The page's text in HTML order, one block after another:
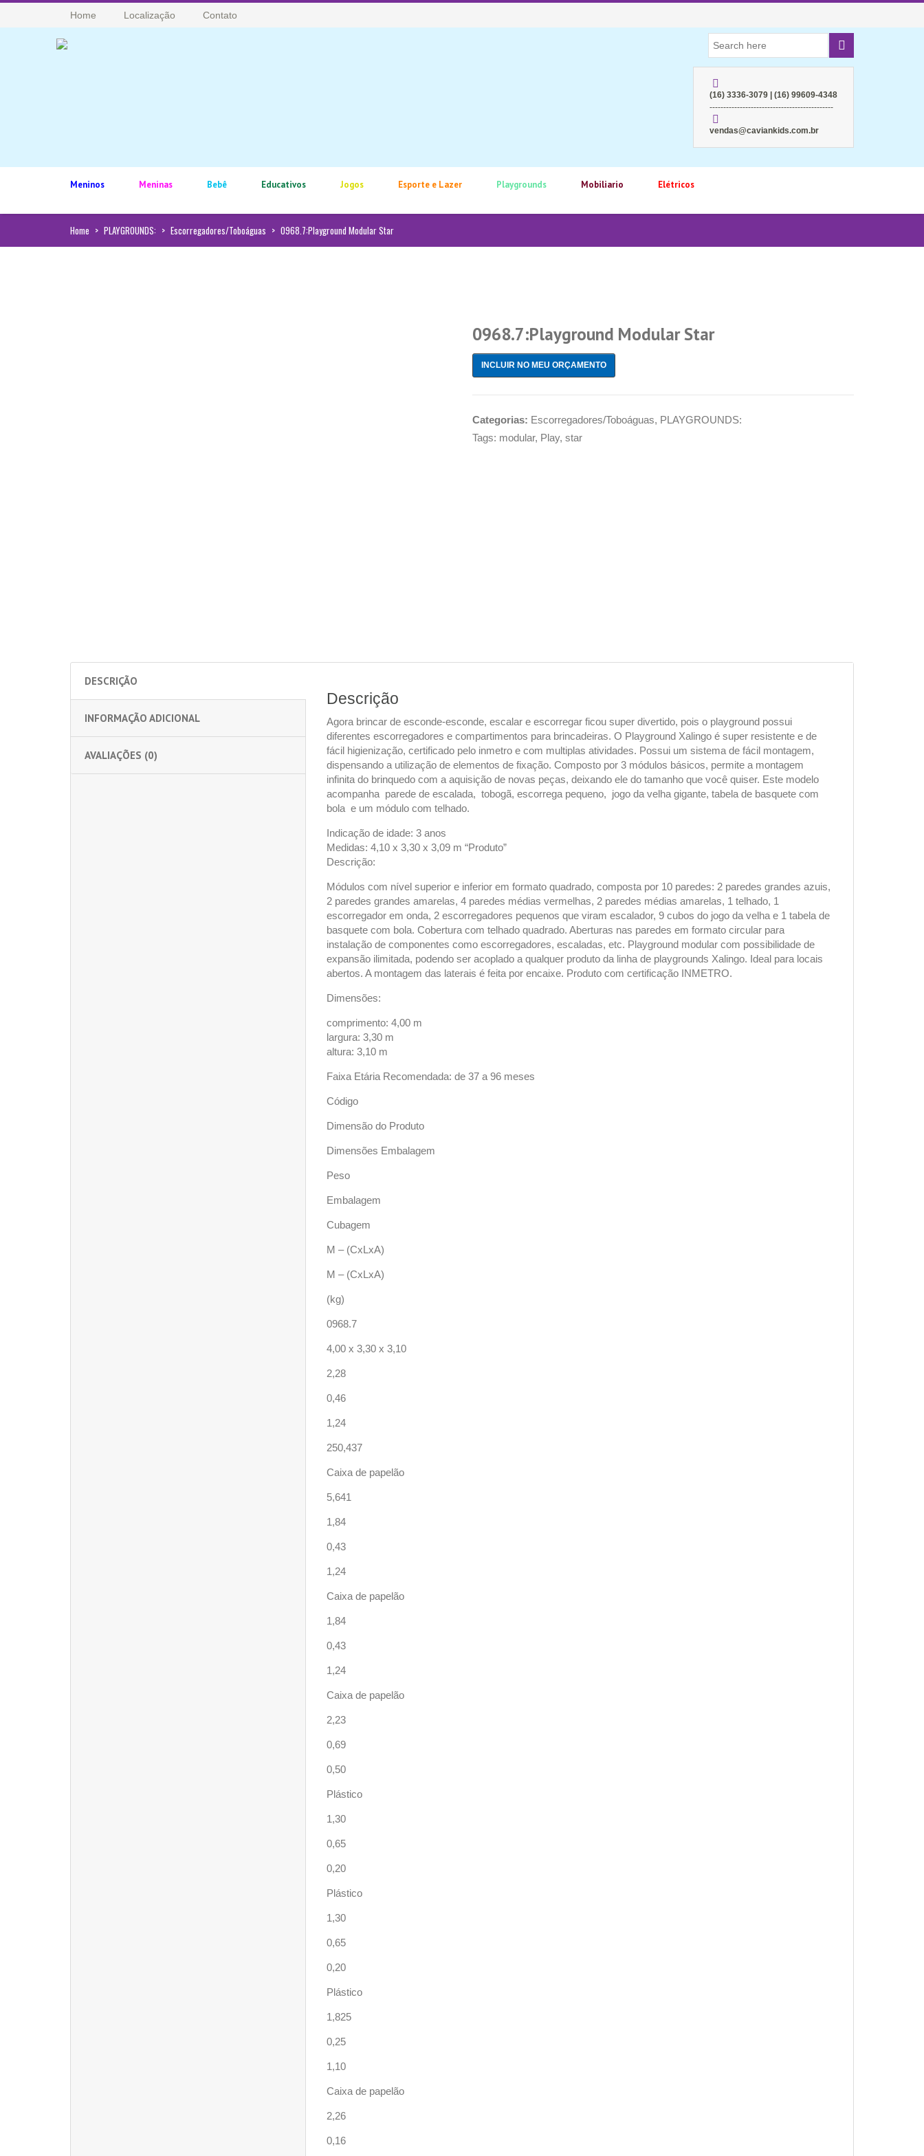
Home Localização Contato
(16) 3336-3079 | (16) 99609-4348
---------------------------------------------
vendas@caviankids.com.br
Meninos Meninas Bebê Educativos Jogos Esporte e Lazer Playgrounds Mobiliario Elétricos
Home > PLAYGROUNDS: > Escorregadores/Toboáguas > 0968.7:Playground Modular Star
0968.7:Playground Modular Star
INCLUIR NO MEU ORÇAMENTO
Categorias: Escorregadores/Toboáguas, PLAYGROUNDS:
Tags: modular, Play, star
DESCRIÇÃO
INFORMAÇÃO ADICIONAL
AVALIAÇÕES (0)
Descrição
Agora brincar de esconde-esconde, escalar e escorregar ficou super divertido, pois o playground possui
diferentes escorregadores e compartimentos para brincadeiras. O Playground Xalingo é super resistente e de
fácil higienização, certificado pelo inmetro e com multiplas atividades. Possui um sistema de fácil montagem,
dispensando a utilização de elementos de fixação. Composto por 3 módulos básicos, permite a montagem
infinita do brinquedo com a aquisição de novas peças, deixando ele do tamanho que você quiser. Este modelo
acompanha parede de escalada, tobogã, escorrega pequeno, jogo da velha gigante, tabela de basquete com
bola e um módulo com telhado.
Indicação de idade: 3 anos
Medidas: 4,10 x 3,30 x 3,09 m “Produto”
Descrição:
Módulos com nível superior e inferior em formato quadrado, composta por 10 paredes: 2 paredes grandes azuis,
2 paredes grandes amarelas, 4 paredes médias vermelhas, 2 paredes médias amarelas, 1 telhado, 1
escorregador em onda, 2 escorregadores pequenos que viram escalador, 9 cubos do jogo da velha e 1 tabela de
basquete com bola. Cobertura com telhado quadrado. Aberturas nas paredes em formato circular para
instalação de componentes como escorregadores, escaladas, etc. Playground modular com possibilidade de
expansão ilimitada, podendo ser acoplado a qualquer produto da linha de playgrounds Xalingo. Ideal para locais
abertos. A montagem das laterais é feita por encaixe. Produto com certificação INMETRO.
Dimensões:
comprimento: 4,00 m
largura: 3,30 m
altura: 3,10 m
Faixa Etária Recomendada: de 37 a 96 meses
Código
Dimensão do Produto
Dimensões Embalagem
Peso
Embalagem
Cubagem
M – (CxLxA)
M – (CxLxA)
(kg)
0968.7
4,00 x 3,30 x 3,10
2,28
0,46
1,24
250,437
Caixa de papelão
5,641
1,84
0,43
1,24
Caixa de papelão
1,84
0,43
1,24
Caixa de papelão
2,23
0,69
0,50
Plástico
1,30
0,65
0,20
Plástico
1,30
0,65
0,20
Plástico
1,825
0,25
1,10
Caixa de papelão
2,26
0,16